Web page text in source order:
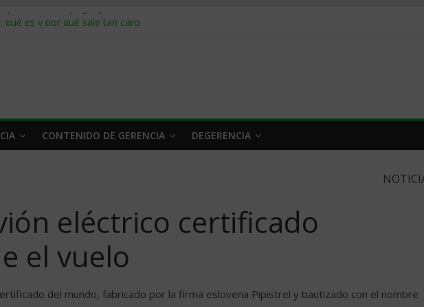
cómo pagar y cobrar en 2026
la cadena de suministro: qué hacer
EE. UU.: cómo segmentarlo y venderle
CONTENIDO DE GERENCIA DEGERENCIA
eléctrico certificado
el vuelo
del mundo, fabricado por la firma eslovena Pipistrel y bautizado con el nombre